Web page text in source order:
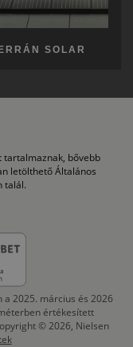
SOLAR
bővebb
letölthető Általános
talál.
a 2025. március és 2026
értékesített
© 2026, Nielsen